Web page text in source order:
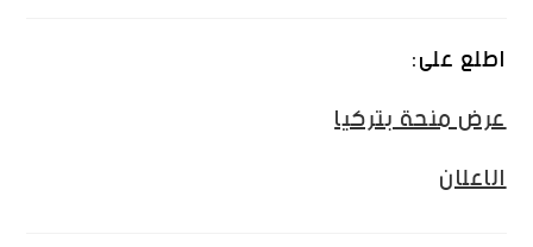
اطلع على:
عرض منحة بتركيا
الاعلان